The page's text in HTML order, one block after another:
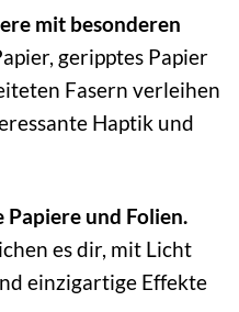
mit besonderen
geripptes Papier
Fasern verleihen
Haptik und
Papiere und Folien.
es dir, mit Licht
einzigartige Effekte